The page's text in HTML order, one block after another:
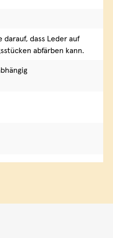
darauf, dass Leder auf
abfärben kann.